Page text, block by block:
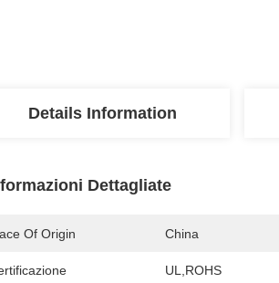
Details Information
Dettagliate
Of Origin China
UL,ROHS